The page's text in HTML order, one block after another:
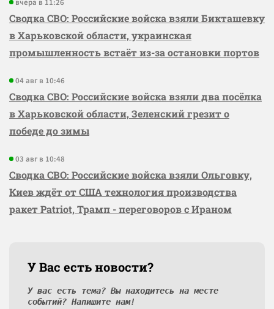
вчера в 11:26
Сводка СВО: Российские войска взяли Бикташевку
в Харьковской области, украинская
промышленность встаёт из-за остановки портов
04 авг в 10:46
Сводка СВО: Российские войска взяли два посёлка
в Харьковской области, Зеленский грезит о
победе до зимы
03 авг в 10:48
Сводка СВО: Российские войска взяли Ольговку,
Киев ждёт от США технология производства
ракет Patriot, Трамп - переговоров с Ираном
У Вас есть новости?
У вас есть тема? Вы находитесь на месте
событий? Напишите нам!